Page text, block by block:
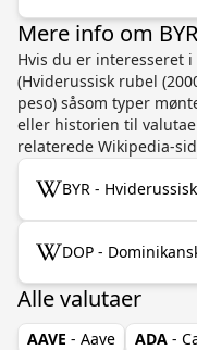
Mere info om
Hvis du er interesseret
(Hviderussisk rubel
peso) såsom typer
eller historien til
relaterede Wikipedia-
BYR -
DOP -
Alle valutaer
AAVE - Aave ADA -